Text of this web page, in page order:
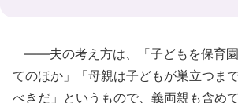
――夫の考え方は、「子どもを保育園
てのほか」「母親は子どもが巣立つま
べきだ」というもので、義両親も含め